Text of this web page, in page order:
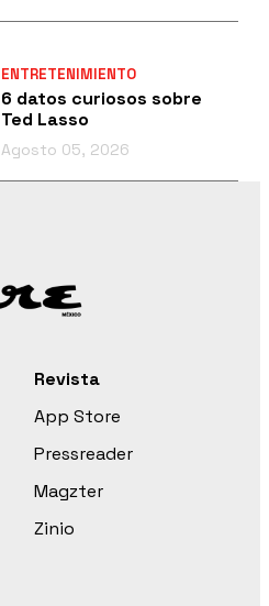
ENTRETENIMIENTO
6 datos curiosos sobre
Ted Lasso
Agosto 05, 2026
Revista
App Store
Pressreader
Magzter
Zinio